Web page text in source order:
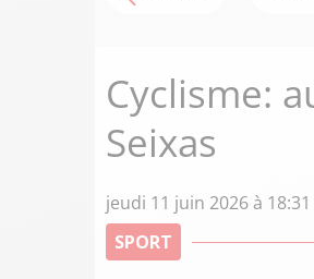
Cyclisme:
Seixas
jeudi 11 juin 2026 à 18:31
SPORT